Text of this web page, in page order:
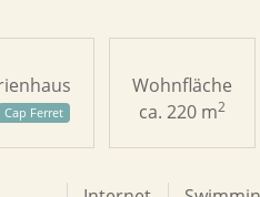
Cap Ferret
Wohnfläche
ca. 220 m2